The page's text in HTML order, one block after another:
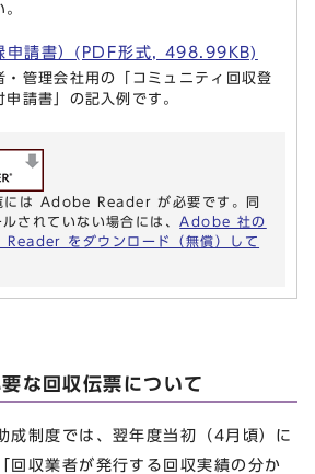
申請書）(PDF形式, 498.99KB)
・管理会社用の「コミュニティ回収登
請書」の記入例です。
には Adobe Reader が必要です。同
されていない場合には、 Adobe 社の
をダウンロード（無償）して
な回収伝票について
制度では、翌年度当初（4月頃）に
回収業者が発行する回収実績の分か